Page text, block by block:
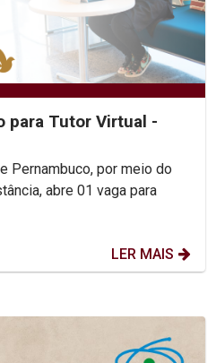
para Tutor Virtual -
Pernambuco, por meio do
abre 01 vaga para
LER MAIS